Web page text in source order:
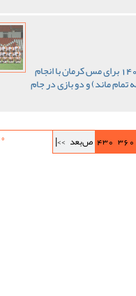
رقابت های لیگ یک فوتبال کشور در فصل 1404-1405 برای مس کرمان با انجام
نود نیمه تمام ماند) و دو بازی در جام
360
430 ص‌بعد >>|